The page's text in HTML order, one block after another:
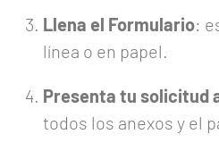
Llena el Formulario:
línea o en papel.
Presenta tu solicitud
todos los anexos y el